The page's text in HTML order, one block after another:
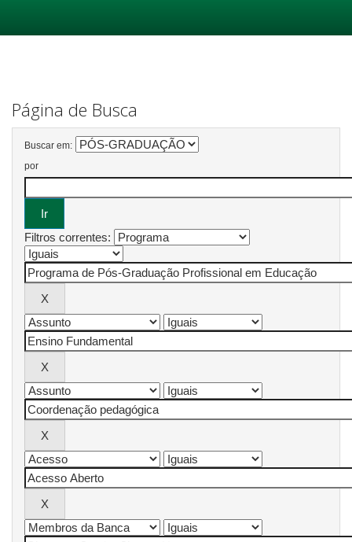
Página de Busca
Buscar em:
por
Filtros correntes: